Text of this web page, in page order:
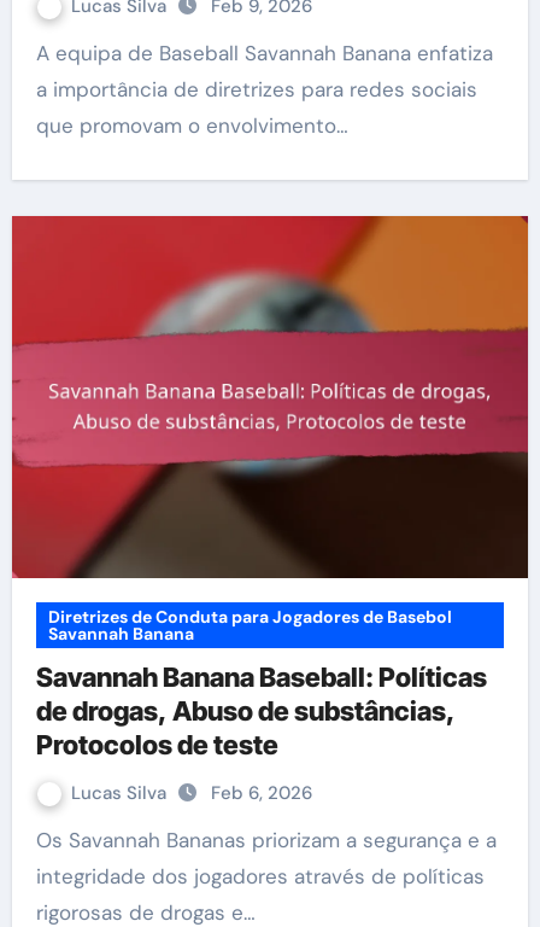
Lucas Silva Feb 9, 2026
A equipa de Baseball Savannah Banana enfatiza
a importância de diretrizes para redes sociais
que promovam o envolvimento…
Diretrizes de Conduta para Jogadores de Basebol
Savannah Banana
Savannah Banana Baseball: Políticas
de drogas, Abuso de substâncias,
Protocolos de teste
Lucas Silva Feb 6, 2026
Os Savannah Bananas priorizam a segurança e a
integridade dos jogadores através de políticas
rigorosas de drogas e…